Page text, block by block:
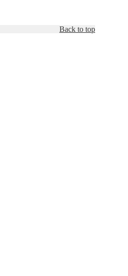
Back to top